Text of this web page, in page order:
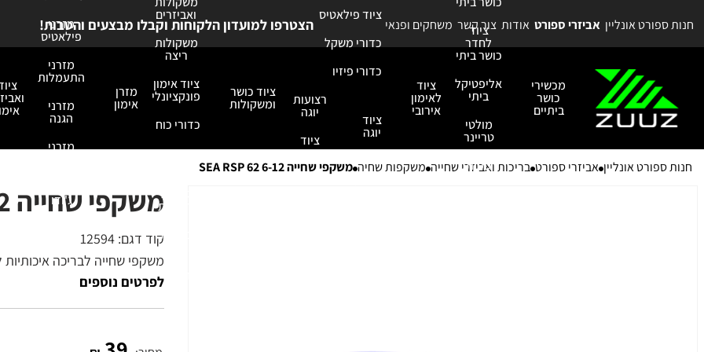
חנות ספורט אונליין אביזרי ספורט אודות צור קשר משחקים ופנאי הצטרפו למועדון הלקוחות וקבלו מבצעים והטבות!
מכשירי
כושר
ביתיים
ציוד
לחדר
כושר ביתי
אליפטיקל
ביתי
מולטי
טריינר
ספות
ציוד
לאימון
אירובי
ציוד פילאטיס
כדורי משקל
כדורי פיזיו
ציוד
יוגה
רצועות
יוגה
ציוד
מדיטציה
ציוד כושר
ומשקולות
ואביזרים
משקולות
ריצה
ציוד אימון
פונקציונלי
כדורי כוח
אביזרי
גומיות
ורצועות
כפפות
מזרן
אימון
מזרני
פילאטיס
מזרני
התעמלות
מזרני
הגנה
מזרני
ג'ודו
חנות ספורט אונליין אביזרי ספורט בריכות ואביזרי שחייה משקפות שחיה משקפי שחייה SEA RSP 62 6-12
משקפי שחייה SEA RSP 62 6-12
קוד דגם: 12594
משקפי שחייה לבריכה איכותיות
לפרטים נוספים